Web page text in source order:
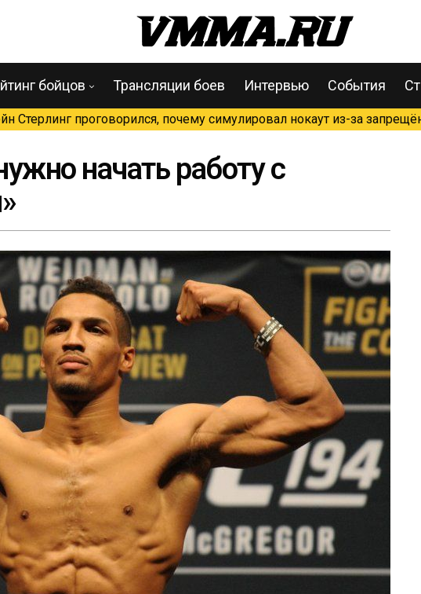
бойцов Трансляции боев Интервью События
Стерлинг проговорился, почему симулировал нокаут из-за
начать работу с